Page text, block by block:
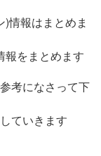
情報はまとめま
報をまとめます
考になさって下
ていきます